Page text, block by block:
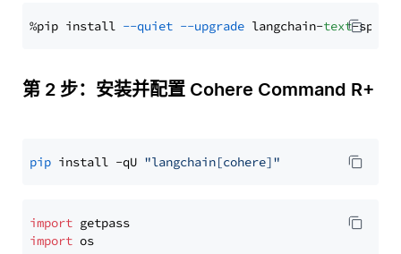
%pip install --quiet --upgrade langchain-text
第 2 步：安装并配置 Cohere Command R+
pip install -qU "langchain[cohere]"
import
import os